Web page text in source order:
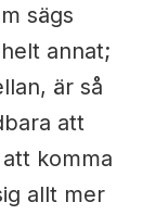
sägs
annat;
är så
att
komma
allt mer